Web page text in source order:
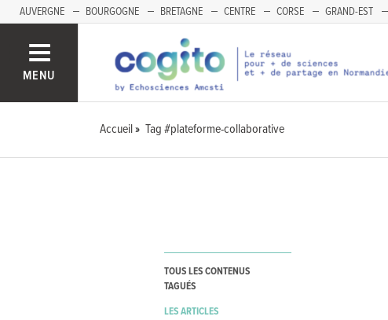
AUVERGNE BOURGOGNE BRETAGNE CENTRE CORSE GRAND-EST
MENU
Accueil Tag #plateforme-collaborative
TOUS LES CONTENUS
TAGUÉS
LES ARTICLES